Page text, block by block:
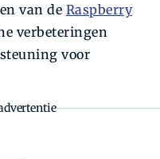
van de Raspberry
verbeteringen
voor